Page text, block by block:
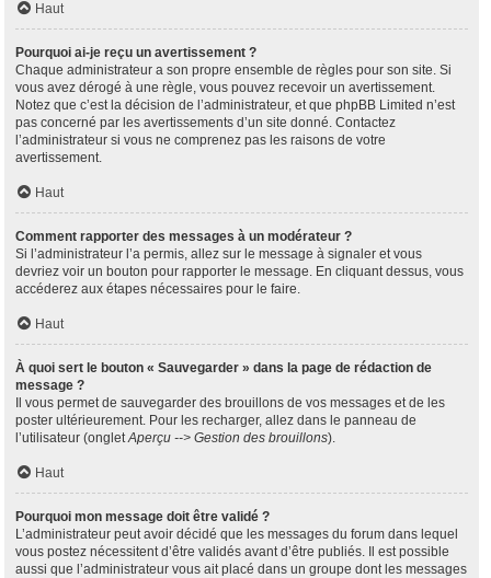
Haut
Pourquoi ai-je reçu un avertissement ?
Chaque administrateur a son propre ensemble de règles pour son site. Si
vous avez dérogé à une règle, vous pouvez recevoir un avertissement.
Notez que c’est la décision de l’administrateur, et que phpBB Limited n’est
pas concerné par les avertissements d’un site donné. Contactez
l’administrateur si vous ne comprenez pas les raisons de votre
avertissement.
Haut
Comment rapporter des messages à un modérateur ?
Si l’administrateur l’a permis, allez sur le message à signaler et vous
devriez voir un bouton pour rapporter le message. En cliquant dessus, vous
accéderez aux étapes nécessaires pour le faire.
Haut
À quoi sert le bouton « Sauvegarder » dans la page de rédaction de
message ?
Il vous permet de sauvegarder des brouillons de vos messages et de les
poster ultérieurement. Pour les recharger, allez dans le panneau de
l’utilisateur (ongletAperçu --> Gestion des brouillons).
Haut
Pourquoi mon message doit être validé ?
L’administrateur peut avoir décidé que les messages du forum dans lequel
vous postez nécessitent d’être validés avant d’être publiés. Il est possible
aussi que l’administrateur vous ait placé dans un groupe dont les messages